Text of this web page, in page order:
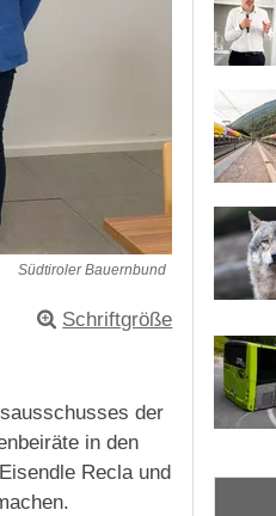
Südtiroler Bauernbund
Schriftgröße
der
in den
Recla und